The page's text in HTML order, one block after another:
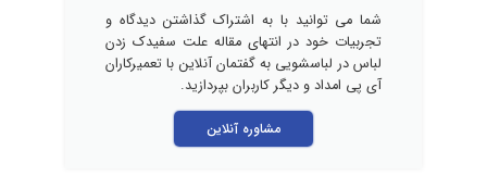
شما می توانید با به اشتراک گذاشتن دیدگاه و
تجربیات خود در انتهای مقاله علت سفیدک زدن
لباس در لباسشویی به گفتمان آنلاین با تعمیرکاران
آی پی امداد و دیگر کاربران بپردازید.
مشاوره آنلاین